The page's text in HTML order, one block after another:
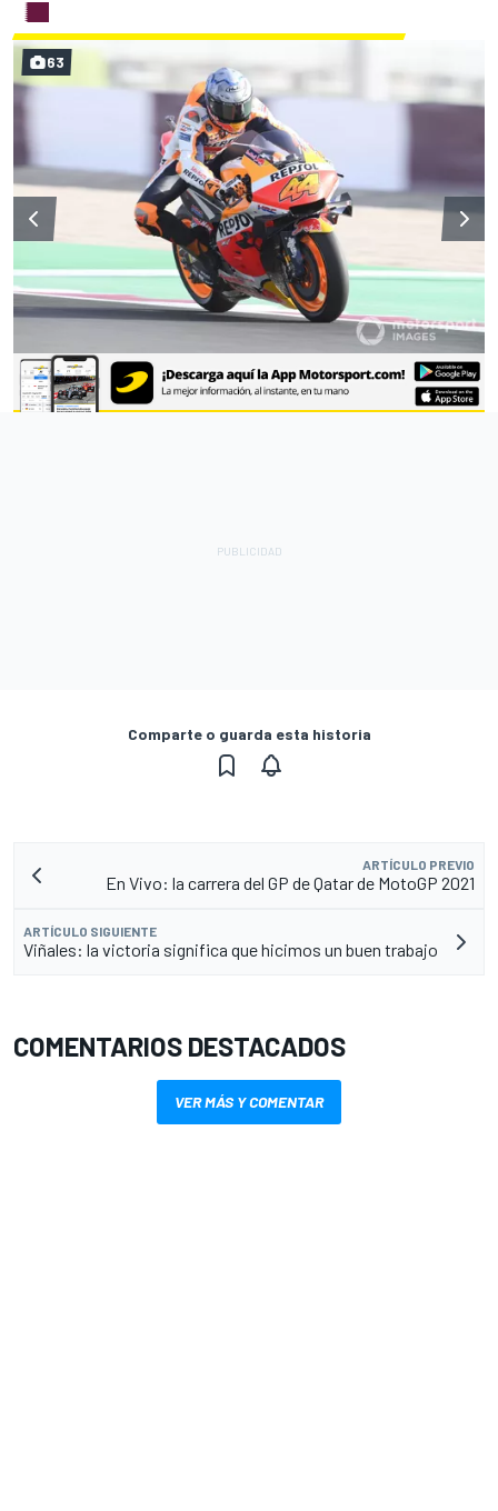
63
Comparte o guarda esta historia
ARTÍCULO PREVIO
En Vivo: la carrera del GP de Qatar de MotoGP 2021
ARTÍCULO SIGUIENTE
Viñales: la victoria significa que hicimos un buen trabajo
COMENTARIOS DESTACADOS
VER MÁS Y COMENTAR